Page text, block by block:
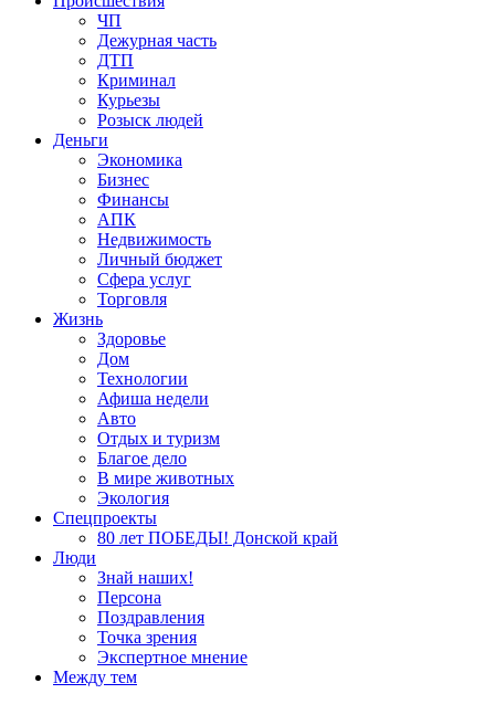
ЧП
Дежурная часть
ДТП
Криминал
Курьезы
Розыск людей
Деньги
Экономика
Бизнес
Финансы
АПК
Недвижимость
Личный бюджет
Сфера услуг
Торговля
Жизнь
Здоровье
Дом
Технологии
Афиша недели
Авто
Отдых и туризм
Благое дело
В мире животных
Экология
Спецпроекты
80 лет ПОБЕДЫ! Донской край
Люди
Знай наших!
Персона
Поздравления
Точка зрения
Экспертное мнение
Между тем